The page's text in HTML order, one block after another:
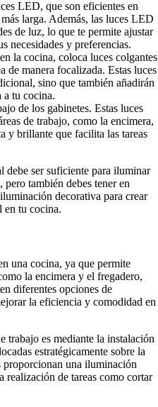
LED, que son eficientes en
larga. Además, las luces LED
de luz, lo que te permite ajustar
necesidades y preferencias.
la cocina, coloca luces colgantes
de manera focalizada. Estas luces
sino que también añadirán
a tu cocina.
de los gabinetes. Estas luces
de trabajo, como la encimera,
y brillante que facilita las tareas
debe ser suficiente para iluminar
también debes tener en
decorativa para crear
en tu cocina.
una cocina, ya que permite
la encimera y el fregadero,
diferentes opciones de
la eficiencia y comodidad en
trabajo es mediante la instalación
estratégicamente sobre la
proporcionan una iluminación
de tareas como cortar